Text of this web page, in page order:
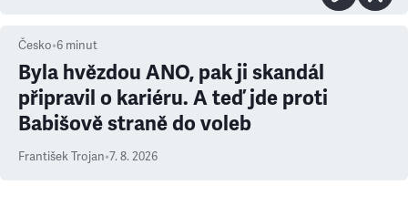
Česko•6 minut
Byla hvězdou ANO, pak ji skandál
připravil o kariéru. A teď jde proti
Babišově straně do voleb
František Trojan•7. 8. 2026